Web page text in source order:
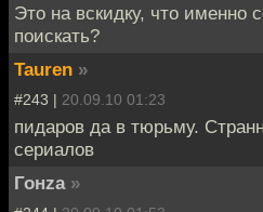
Это на вскидку, что именно
поискать?
Tauren »
#243 | 20.09.10 01:23
пидаров да в тюрьму.
сериалов
Гонzа »